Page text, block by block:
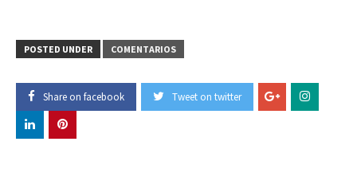
POSTED UNDER COMENTARIOS
Share on facebook Tweet on twitter